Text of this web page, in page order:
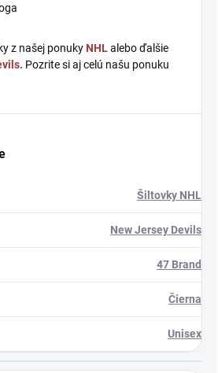
z našej ponuky NHLalebo ďalšie
Pozrite si aj celú našu ponuku
Šiltovky NHL
New Jersey Devils
47 Brand
Čierna
Unisex